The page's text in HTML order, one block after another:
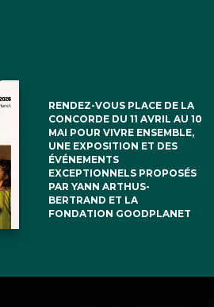
RENDEZ-VOUS PLACE DE LA
CONCORDE DU 11 AVRIL AU 10
MAI POUR VIVRE ENSEMBLE,
UNE EXPOSITION ET DES
ÉVÉNEMENTS
EXCEPTIONNELS PROPOSÉS
PAR YANN ARTHUS-
BERTRAND ET LA
FONDATION GOODPLANET